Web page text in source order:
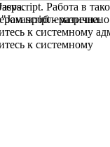
Работа в
-
к системному
проблематична.
к системному